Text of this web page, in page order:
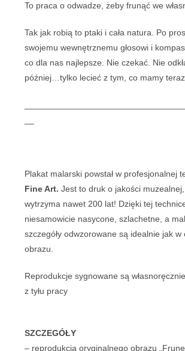
To praca o odwadze, żeby frunąć we
Tak jak robią to ptaki i cała natura. Po
swojemu wewnętrznemu głosowi i
co dla nas najlepsze. Nie czekać. Nie
później…tylko lecieć z tym, co mamy teraz
Plakat malarski powstał w profesjonalnej
Fine Art. Jest to druk o jakości
wytrzyma nawet 200 lat! Dzięki tej
niesamowicie nasycone, szlachetne, a
szczegóły odwzorowane są idealnie jak w
obrazu.
Reprodukcje sygnowane są
z tyłu pracy
SZCZEGÓŁY
– reprodukcja oryginalnego obrazu